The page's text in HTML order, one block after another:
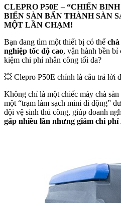
CLEPRO P50E – “CHIẾN
BIẾN SÀN BẨN THÀNH SÀN
MỘT LẦN CHẠM!
Bạn đang tìm một thiết bị có thể chà
nghiệp tốc độ cao, vận hành bền
kiệm chi phí nhân công tối đa?
💥 Clepro P50E chính là câu trả lời
Không chỉ là một chiếc máy chà
một “trạm làm sạch mini di động”
đội vệ sinh thủ công, giúp doanh
gấp nhiều lần nhưng giảm chi phí